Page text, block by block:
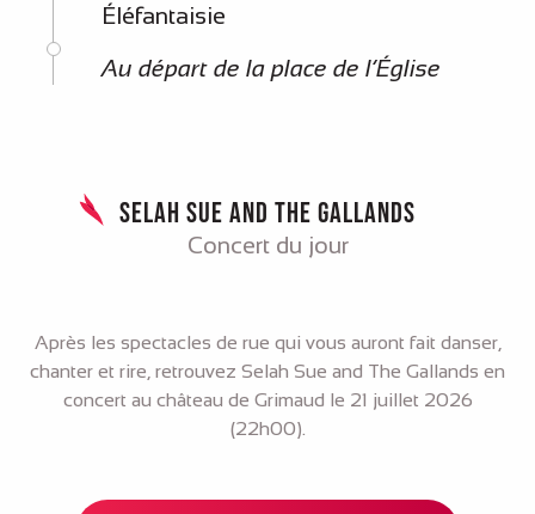
Éléfantaisie
Au départ de la place de l’Église
Selah Sue and The Gallands
Concert du jour
Après les spectacles de rue qui vous auront fait danser,
chanter et rire, retrouvez Selah Sue and The Gallands en
concert au château de Grimaud le 21 juillet 2026
(22h00).